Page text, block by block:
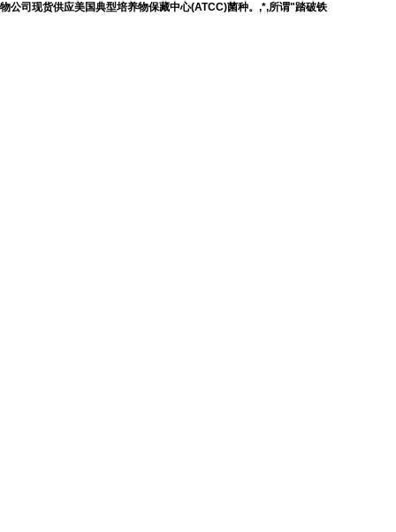
公司现货供应美国典型培养物保藏中心(ATCC)菌种。,*,所谓"踏破铁